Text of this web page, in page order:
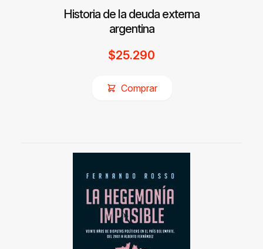
Historia de la deuda externa
argentina
$25.290
Comprar